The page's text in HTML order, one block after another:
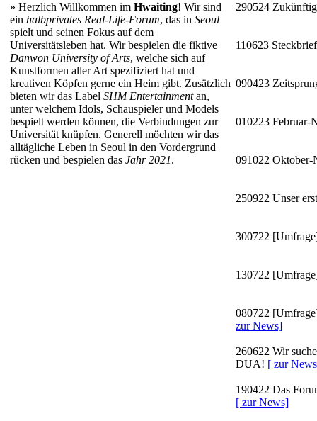
» Herzlich Willkommen im Hwaiting! Wir sind
ein halbprivates Real-Life-Forum, das in Seoul
spielt und seinen Fokus auf dem
Universitätsleben hat. Wir bespielen die fiktive
Danwon University of Arts, welche sich auf
Kunstformen aller Art spezifiziert hat und
kreativen Köpfen gerne ein Heim gibt. Zusätzlich
bieten wir das Label SHM Entertainmentan,
unter welchem Idols, Schauspieler und Models
bespielt werden können, die Verbindungen zur
Universität knüpfen. Generell möchten wir das
alltägliche Leben in Seoul in den Vordergrund
rücken und bespielen das Jahr 2021.
290524
110623
090423
010223 Februar-
091022
250922 Unser
300722
130722
080722
zur News]
260622 Wir
DUA! [ zur
190422 Das
[ zur News]